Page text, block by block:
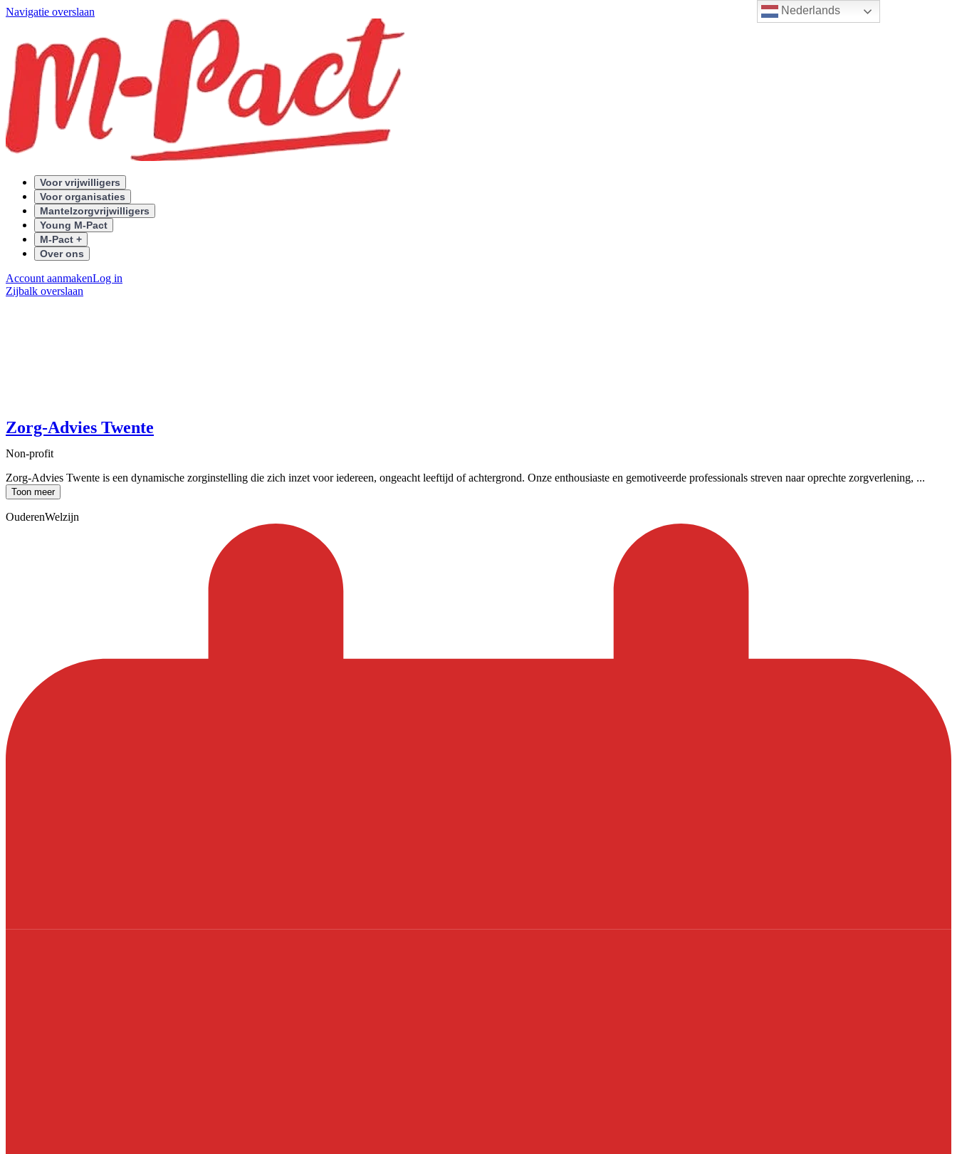
Nederlands
Navigatie overslaan
Voor vrijwilligers
Voor organisaties
Mantelzorgvrijwilligers
Young M-Pact
M-Pact +
Over ons
Account aanmakenLog in
Zijbalk overslaan
Zorg-Advies Twente
Non-profit
Zorg-Advies Twente is een dynamische zorginstelling die zich inzet voor iedereen, ongeacht leeftijd of achtergrond. Onze enthousiaste en gemotiveerde professionals streven naar oprechte zorgverlening, ...
Toon meer
OuderenWelzijn